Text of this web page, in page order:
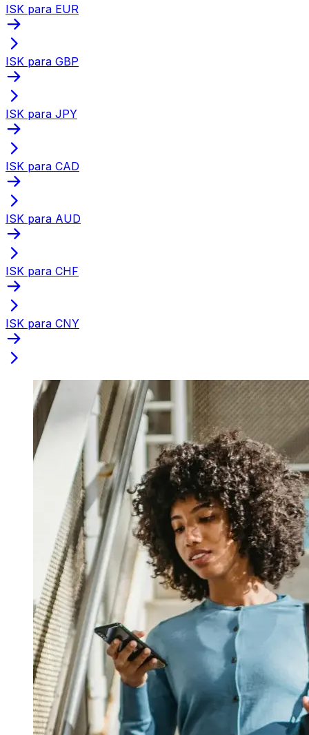
ISK para EUR
ISK para GBP
ISK para JPY
ISK para CAD
ISK para AUD
ISK para CHF
ISK para CNY